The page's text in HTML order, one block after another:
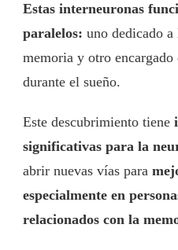
Estas interneuronas
paralelos: uno dedicado
memoria y otro
durante el sueño.
Este descubrimiento tiene
significativas para la
abrir nuevas vías para
especialmente en
relacionados con la